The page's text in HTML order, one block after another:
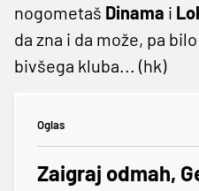
nogometaš Dinama i
da zna i da može, pa
bivšega kluba... (hk)
Oglas
Zaigraj odmah,